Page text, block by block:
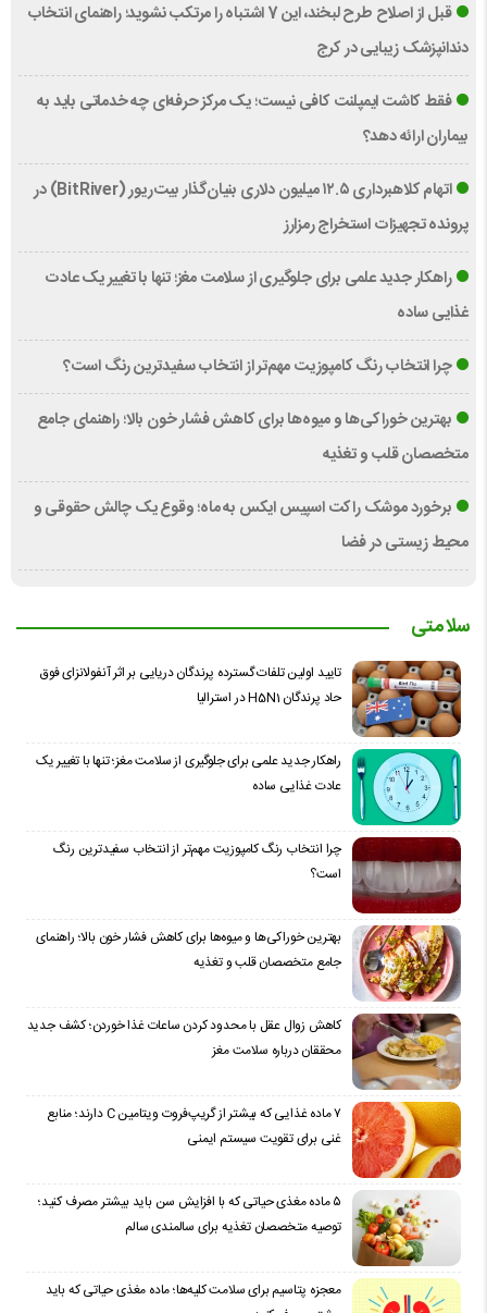
قبل از اصلاح طرح لبخند، این 7 اشتباه را مرتکب نشوید؛ راهنمای انتخاب
دندانپزشک زیبایی در کرج
فقط کاشت ایمپلنت کافی نیست؛ یک مرکز حرفه‌ای چه خدماتی باید به
بیماران ارائه دهد؟
اتهام کلاهبرداری ۱۲.۵ میلیون دلاری بنیان‌گذار بیت‌ریور (BitRiver) در
پرونده تجهیزات استخراج رمزارز
راهکار جدید علمی برای جلوگیری از سلامت مغز؛ تنها با تغییر یک عادت
غذایی ساده
چرا انتخاب رنگ کامپوزیت مهم‌تر از انتخاب سفیدترین رنگ است؟
بهترین خوراکی‌ها و میوه‌ها برای کاهش فشار خون بالا؛ راهنمای جامع
متخصصان قلب و تغذیه
برخورد موشک راکت اسپیس ایکس به ماه؛ وقوع یک چالش حقوقی و
محیط زیستی در فضا
سلامتی
تایید اولین تلفات گسترده پرندگان دریایی بر اثر آنفولانزای فوق
حاد پرندگان H5N1 در استرالیا
راهکار جدید علمی برای جلوگیری از سلامت مغز؛ تنها با تغییر یک
عادت غذایی ساده
چرا انتخاب رنگ کامپوزیت مهم‌تر از انتخاب سفیدترین رنگ
است؟
بهترین خوراکی‌ها و میوه‌ها برای کاهش فشار خون بالا؛ راهنمای
جامع متخصصان قلب و تغذیه
کاهش زوال عقل با محدود کردن ساعات غذا خوردن؛ کشف جدید
محققان درباره سلامت مغز
۷ ماده غذایی که بیشتر از گریپ‌فروت ویتامین C دارند؛ منابع
غنی برای تقویت سیستم ایمنی
۵ ماده مغذی حیاتی که با افزایش سن باید بیشتر مصرف کنید؛
توصیه متخصصان تغذیه برای سالمندی سالم
معجزه پتاسیم برای سلامت کلیه‌ها؛ ماده مغذی حیاتی که باید